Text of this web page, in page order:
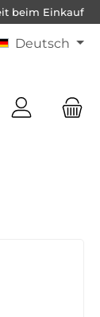
beim Einkauf
Deutsch